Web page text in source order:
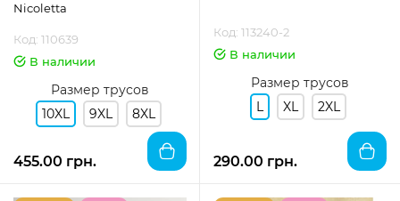
Nicoletta
Код: 110639
В наличии
Размер трусов
10XL
9XL 8XL
455.00 грн.
Код: 113240-2
В наличии
Размер трусов
L
XL 2XL
290.00 грн.